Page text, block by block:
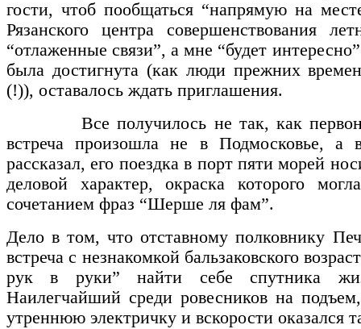
гости, чтоб пообщаться “напрямую на
Рязанского центра совершенствования
“отлаженные связи”, а мне “будет
была достигнута (как люди прежних
(!)), оставалось ждать приглашения.
Все получилось не так, как
встреча произошла не в Подмосковье,
рассказал, его поездка в порт пяти морей
деловой характер, окраска которого
сочетанием фраз “Шерше ля фам”.
Дело в том, что отставному полковнику
встреча с незнакомкой бальзаковского
рук в руки” найти себе спутника
Наилегчайший среди ровесников на
утреннюю электричку и вскорости оказался